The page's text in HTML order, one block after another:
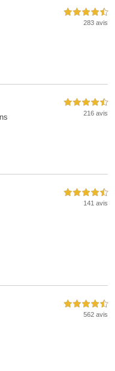
4,5 étoiles sur 5
283 avis
4,5 étoiles sur 5
216 avis
4,5 étoiles sur 5
141 avis
4,5 étoiles sur 5
562 avis